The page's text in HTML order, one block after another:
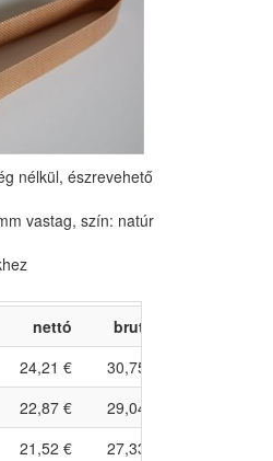
nélkül, észrevehető
vastag, szín: natúr
nettó
bruttó
24,21 €
30,75 €
22,87 €
29,04 €
21,52 €
27,33 €